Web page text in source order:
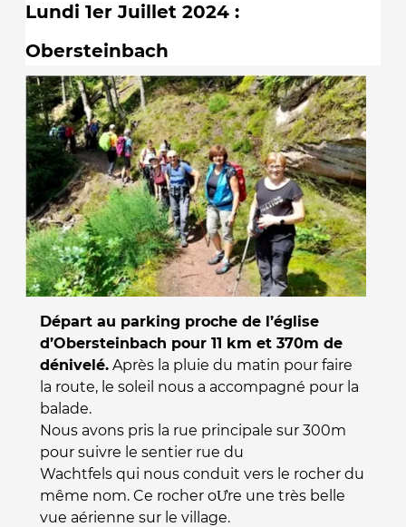
Lundi 1er Juillet 2024 :
Obersteinbach
Départ au parking proche de l’église
d’Obersteinbach pour 11 km et 370m de
dénivelé. Après la pluie du matin pour faire
la route, le soleil nous a accompagné pour la
balade.
Nous avons pris la rue principale sur 300m
pour suivre le sentier rue du
Wachtfels qui nous conduit vers le rocher du
même nom. Ce rocher oƯre une très belle
vue aérienne sur le village.